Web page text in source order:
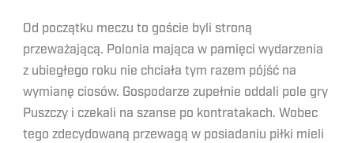
Od początku meczu to goście byli stroną
przeważającą. Polonia mająca w pamięci wydarzenia
z ubiegłego roku nie chciała tym razem pójść na
wymianę ciosów. Gospodarze zupełnie oddali pole gry
Puszczy i czekali na szanse po kontratakach. Wobec
tego zdecydowaną przewagą w posiadaniu piłki mieli